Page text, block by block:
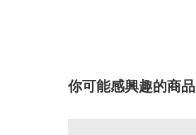
你可能感興趣的商品